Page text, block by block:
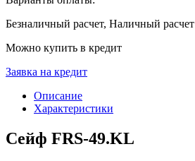
Безналичный расчет, Наличный расчет
Можно купить в кредит
Заявка на кредит
Описание
Характеристики
Сейф FRS-49.KL